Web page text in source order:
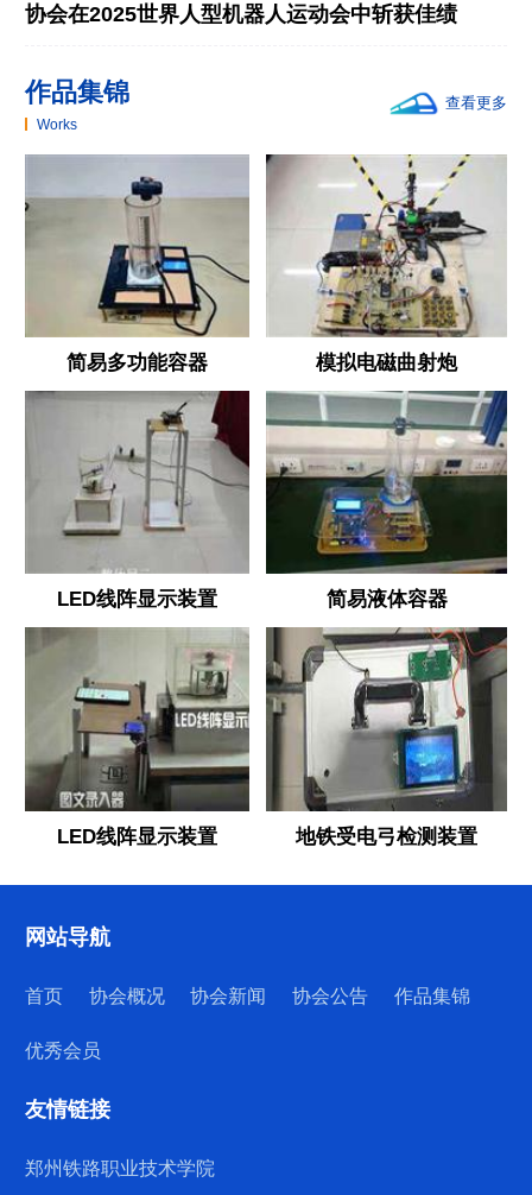
协会在2025世界人型机器人运动会中斩获佳绩
作品集锦
Works
查看更多
简易多功能容器 模拟电磁曲射炮
LED线阵显示装置 简易液体容器
LED线阵显示装置 地铁受电弓检测装置
网站导航
首页 协会概况 协会新闻 协会公告 作品集锦
优秀会员
友情链接
郑州铁路职业技术学院